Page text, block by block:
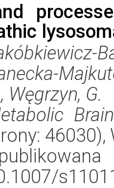
Węgrzyn, G.